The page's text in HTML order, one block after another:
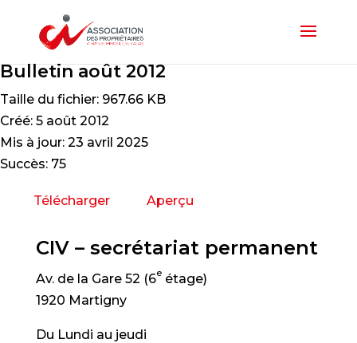
Bulletin août 2012
Taille du fichier: 967.66 KB
Créé: 5 août 2012
Mis à jour: 23 avril 2025
Succès: 75
Télécharger Aperçu
CIV – secrétariat permanent
Av. de la Gare 52 (6eétage)
1920 Martigny
Du Lundi au jeudi